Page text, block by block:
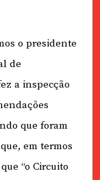
o presidente
de
a inspecção
que foram
em termos
“o Circuito